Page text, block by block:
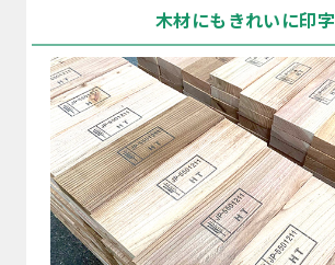
木材にもきれいに印字